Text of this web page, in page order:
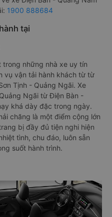
1900 888684
tại
trong những nhà xe uy tín
vụ vận tải hành khách từ từ
Tịnh - Quảng Ngãi. Xe
Ngãi từ Điện Bàn -
khá dày đặc trong ngày.
chăng là một điểm cộng lớn
bị đầy đủ tiện nghi hiện
tình, chu đáo, luôn sẵn
suốt hành trình.